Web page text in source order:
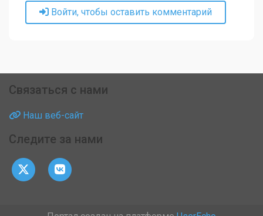
Войти, чтобы оставить комментарий
Связаться с нами
Наш веб-сайт
Следите за нами